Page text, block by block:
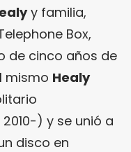
y familia,
Box,
de cinco años de
mismo Healy
) y se unió a
disco en